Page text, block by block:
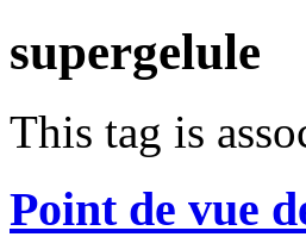
supergelule
This tag is
Point de vue